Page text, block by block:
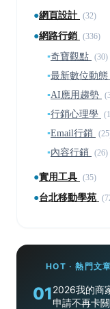
●網頁設計 (32)
●網路行銷 (336)
▪奇寶觀點 (30)
▪最新數位動態
▪AI應用趨勢
▪行銷心理學
▪Email行銷
▪內容行銷 (26)
●實用工具 (35)
●台北移動學苑
HOT · 熱門文章
012026我的商
申請不再卡